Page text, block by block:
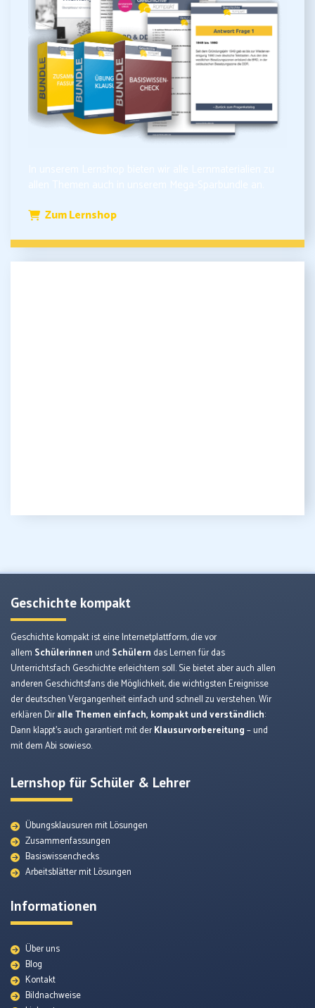
Zum Lernshop
Geschichte kompakt
Geschichte kompakt ist eine Internetplattform, die vor
allem Schülerinnen und Schülern das Lernen für das
Unterrichtsfach Geschichte erleichtern soll. Sie bietet aber auch allen
anderen Geschichtsfans die Möglichkeit, die wichtigsten Ereignisse
der deutschen Vergangenheit einfach und schnell zu verstehen. Wir
erklären Diralle Themen einfach, kompakt und verständlich:
Dann klappt’s auch garantiert mit derKlausurvorbereitung– und
mit dem Abi sowieso.
Lernshop für Schüler & Lehrer
Übungsklausuren mit Lösungen
Zusammenfassungen
Basiswissenchecks
Arbeitsblätter mit Lösungen
Informationen
Über uns
Blog
Kontakt
Bildnachweise